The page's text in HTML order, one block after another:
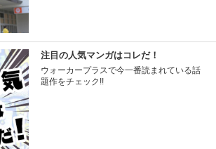
注目の人気マンガはコレだ！
ウォーカープラスで今一番読まれている話
題作をチェック!!